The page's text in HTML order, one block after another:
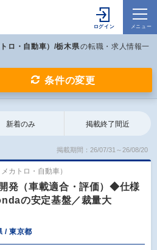
ロ・自動車）/栃木県の転職・求人情報一
条件の変更
新着のみ 掲載終了間近
掲載期間：26/07/31～26/08/20
カトロ・自動車）
発（車載適合・評価）◆仕様
の安定基盤／裁量大
/ 東京都